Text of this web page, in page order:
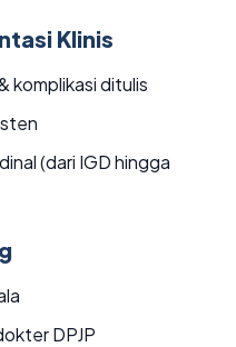
Klinis
komplikasi ditulis
(dari IGD hingga
DPJP